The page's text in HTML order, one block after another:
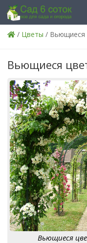
Skip to content
/ Цветы / Вьющиеся
Вьющиеся
Вьющиеся